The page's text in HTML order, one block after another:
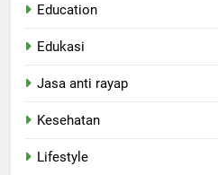
Education
Edukasi
Jasa anti rayap
Kesehatan
Lifestyle